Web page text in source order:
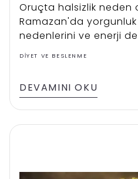
Oruçta halsizlik neden
Ramazan'da
nedenlerini ve enerji
önerilerini keşfedin.
DIYET VE BESLENME
DEVAMINI OKU